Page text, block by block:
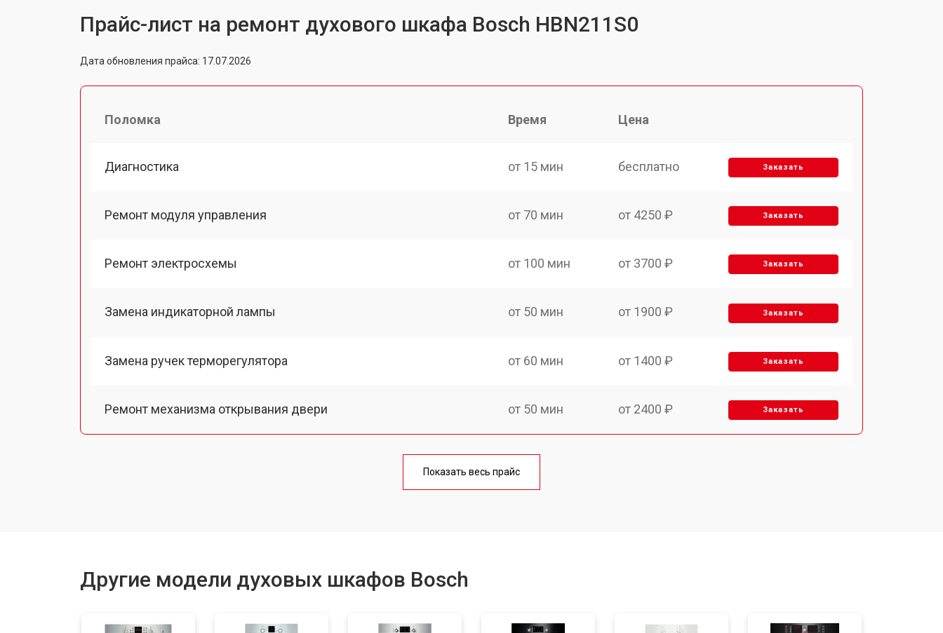
Прайс-лист на ремонт духового шкафа Bosch HBN211S0
Дата обновления прайса: 17.07.2026
Поломка Время Цена
Диагностика от 15 мин бесплатно Заказать
Ремонт модуля управления от 70 мин от 4250 ₽ Заказать
Ремонт электросхемы от 100 мин от 3700 ₽ Заказать
Замена индикаторной лампы от 50 мин от 1900 ₽ Заказать
Замена ручек терморегулятора от 60 мин от 1400 ₽ Заказать
Ремонт механизма открывания двери от 50 мин от 2400 ₽ Заказать
от 90 мин
Показать весь прайс
Другие модели духовых шкафов Bosch